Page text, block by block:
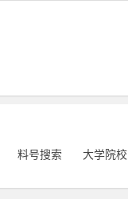
料号搜索 大学院校